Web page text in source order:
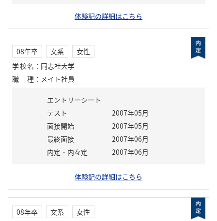
体験記の詳細はこちら
08年卒 文系
女性
学校名 ： 同志社大学
職種 ： メイト社員
エントリーシート
テスト
2007年05月
面接開始
2007年05月
最終面接
2007年06月
内定・内々定
2007年06月
体験記の詳細はこちら
08年卒 文系
女性